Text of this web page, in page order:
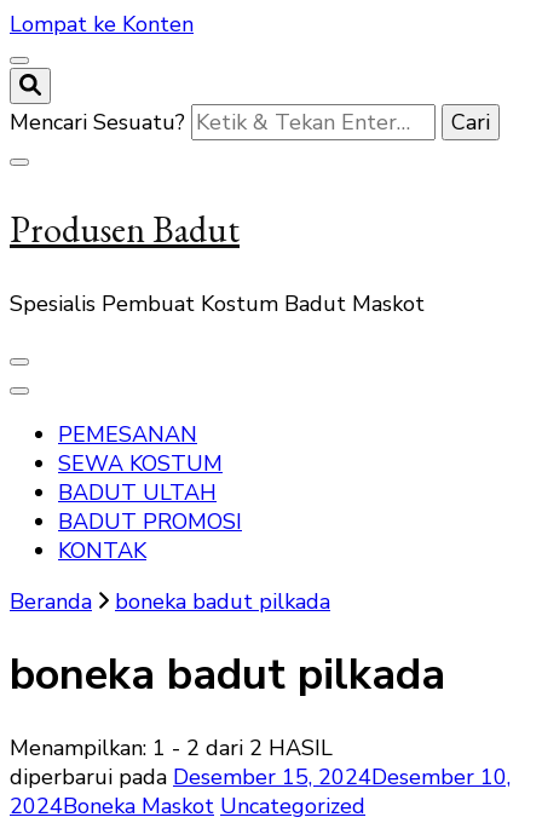
Lompat ke Konten
Mencari Sesuatu?
Produsen Badut
Spesialis Pembuat Kostum Badut Maskot
PEMESANAN
SEWA KOSTUM
BADUT ULTAH
BADUT PROMOSI
KONTAK
Beranda
boneka badut pilkada
boneka badut pilkada
Menampilkan: 1 - 2 dari 2 HASIL
diperbarui pada Desember 15, 2024Desember 10,
2024Boneka Maskot Uncategorized